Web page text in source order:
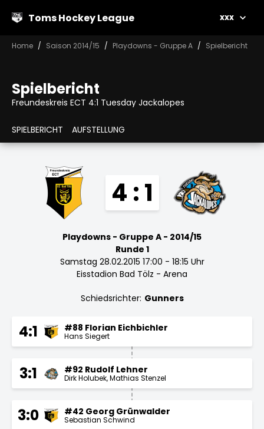
Toms Hockey League xxx
Home Saison 2014/15 Playdowns - Gruppe A Spielbericht
Spielbericht
Freundeskreis ECT 4:1 Tuesday Jackalopes
SPIELBERICHT AUFSTELLUNG
4 : 1
Playdowns - Gruppe A - 2014/15
Runde 1
Samstag 28.02.2015 17:00 - 18:15 Uhr
Eisstadion Bad Tölz - Arena
Schiedsrichter: Gunners
4:1 #88 Florian Eichbichler
Hans Siegert
3:1 #92 Rudolf Lehner
Dirk Holubek Mathias Stenzel
3:0 #42 Georg Grünwalder
Sebastian Schwind